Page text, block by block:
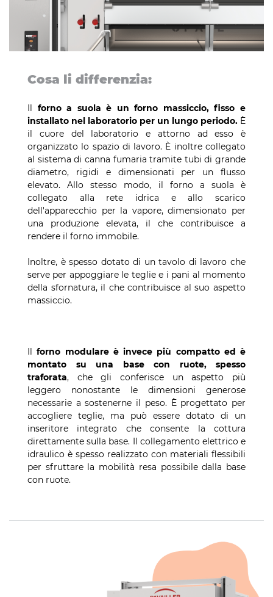
Cosa li differenzia:
forno a suola è un forno massiccio, fisso e
installato nel laboratorio per un lungo periodo. È
il cuore del laboratorio e attorno ad esso è
organizzato lo spazio di lavoro. È inoltre collegato
al sistema di canna fumaria tramite tubi di grande
diametro, rigidi e dimensionati per un flusso
elevato. Allo stesso modo, il forno a suola è
collegato alla rete idrica e allo scarico
dell'apparecchio per la vapore, dimensionato per
una produzione elevata, il che contribuisce a
rendere il forno immobile.
Inoltre, è spesso dotato di un tavolo di lavoro che
serve per appoggiare le teglie e i pani al momento
della sfornatura, il che contribuisce al suo aspetto
massiccio.
Ilforno modulare è invece più compatto ed è
montato su una base con ruote, spesso
traforata, che gli conferisce un aspetto più
leggero nonostante le dimensioni generose
necessarie a sostenerne il peso. È progettato per
accogliere teglie, ma può essere dotato di un
inseritore integrato che consente la cottura
direttamente sulla base. Il collegamento elettrico e
idraulico è spesso realizzato con materiali flessibili
per sfruttare la mobilità resa possibile dalla base
con ruote.